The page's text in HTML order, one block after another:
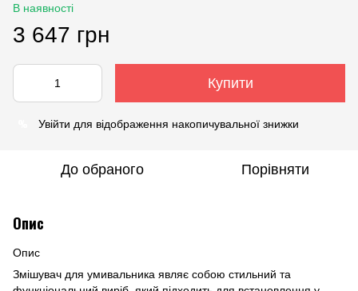
В наявності
3 647 грн
Купити
Увійти для відображення накопичувальної знижки
До обраного Порівняти
Опис
Опис
Змішувач для умивальника являє собою стильний та